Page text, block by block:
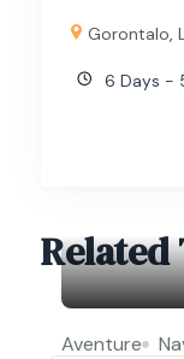
Gorontalo,
6 Days -
Aventure